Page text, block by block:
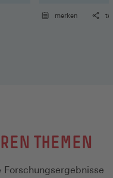
merken
THEMEN
Forschungsergebnisse